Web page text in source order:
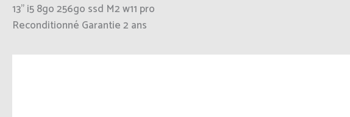
13" i5 8go 256go ssd M2 w11 pro
Reconditionné Garantie 2 ans